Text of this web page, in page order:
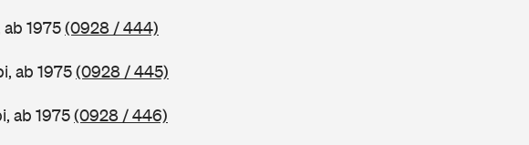
ab 1975(0928 / 444)
ab 1975(0928 / 445)
ab 1975(0928 / 446)